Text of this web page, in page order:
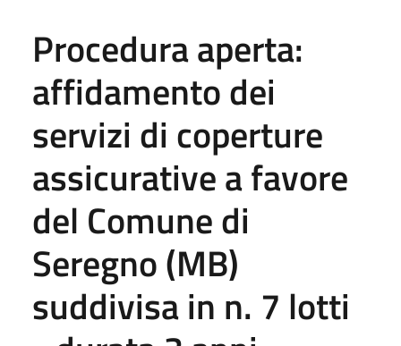
Procedura aperta:
affidamento dei
servizi di coperture
assicurative a favore
del Comune di
Seregno (MB)
suddivisa in n. 7 lotti